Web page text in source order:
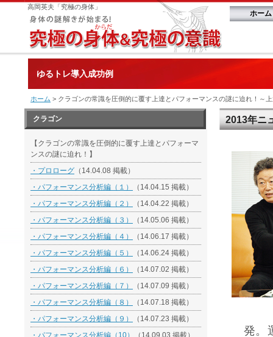
高岡英夫「究極の身体」
ホーム
ゆるトレ導入成功例
ホーム > クラゴンの常識を圧倒的に覆す上達とパフォーマンスの謎に迫れ！～
クラゴン
【クラゴンの常識を圧倒的に覆す上達とパフォーマ
ンスの謎に迫れ！】
・プロローグ （14.04.08 掲載）
・パフォーマンス分析編（１）
（14.04.15 掲載）
・パフォーマンス分析編（２）
（14.04.22 掲載）
・パフォーマンス分析編（３）
（14.05.06 掲載）
・パフォーマンス分析編（４）
（14.06.17 掲載）
・パフォーマンス分析編（５）
（14.06.24 掲載）
・パフォーマンス分析編（６）
（14.07.02 掲載）
・パフォーマンス分析編（７）
（14.07.09 掲載）
・パフォーマンス分析編（８）
（14.07.18 掲載）
・パフォーマンス分析編（９）
（14.07.23 掲載）
・パフォーマンス分析編（10）
（14.09.03 掲載）
2013年ニ
発。